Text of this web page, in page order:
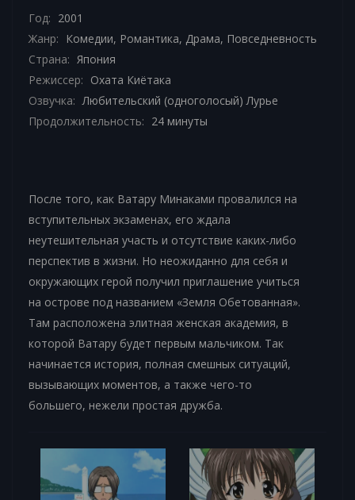
Год: 2001
Жанр: Комедии, Романтика, Драма, Повседневность
Страна: Япония
Режиссер: Охата Киётака
Озвучка: Любительский (одноголосый) Лурье
Продолжительность: 24 минуты
После того, как Ватару Минаками провалился на
вступительных экзаменах, его ждала
неутешительная участь и отсутствие каких-либо
перспектив в жизни. Но неожиданно для себя и
окружающих герой получил приглашение учиться
на острове под названием «Земля Обетованная».
Там расположена элитная женская академия, в
которой Ватару будет первым мальчиком. Так
начинается история, полная смешных ситуаций,
вызывающих моментов, а также чего-то
большего, нежели простая дружба.